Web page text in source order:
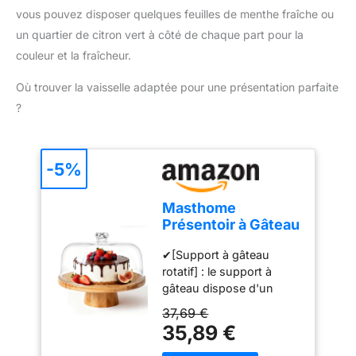
à travers le monde et
emballés dans nos
RÉPARABLE PENDANT 15
RAISONNABLE : Nous
dans notre réseau de 6
vous pouvez disposer quelques feuilles de menthe fraîche ou
un quartier de citron vert à côté de chaque part pour la
couleur et la fraîcheur.
Où trouver la vaisselle adaptée pour une présentation parfaite
?
Masthome
Présentoir à Gâteau
Couvercle, 6in1
Cloche à Gâteaux
Multifonctionelle,
Support Gâteau en
Bois Rotatif pour
Pâtisserie/Desserts
✔[Support à gâteau
rotatif] : le support à
gâteau dispose d'un
vous permet d'ajuster
facilement la position du
37,69 €
35,89 €
-5%